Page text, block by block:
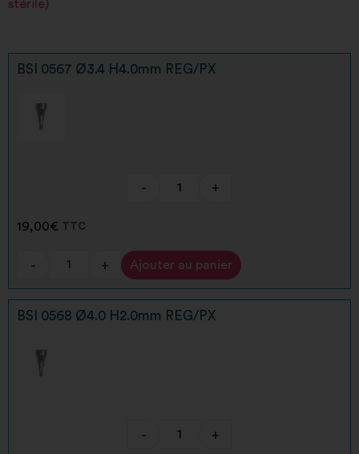
stérile)
BSI 0567 Ø3.4 H4.0mm REG/PX
- +
19,00€ TTC
- + Ajouter au panier
Alternative:
BSI 0568 Ø4.0 H2.0mm REG/PX
- +